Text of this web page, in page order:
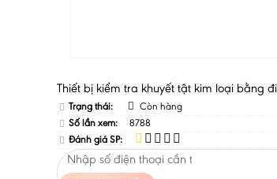
Thiết bị kiểm tra khuyết tật kim loại bằng
Trạng thái:
Còn hàng
Số lần xem:
8788
Đánh giá SP: